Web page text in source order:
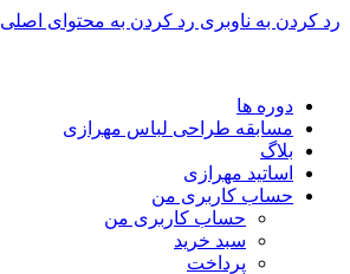
رد کردن به ناوبری رد کردن به محتوای اصلی
دوره ها
مسابقه طراحی لباس مهرازی
بلاگ
اساتید مهرازی
حساب کاربری من
حساب کاربری من
سبد خرید
پرداخت